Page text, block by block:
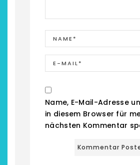
Hofcafés am
Niederrhein
2. Mai 2026
Name, E-Mail-Adresse
in diesem Browser für
nächsten Kommentar